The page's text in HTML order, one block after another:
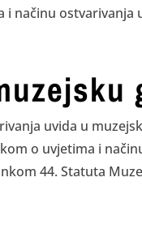
i načinu
uvida u
o uvjetima i
44. Statuta